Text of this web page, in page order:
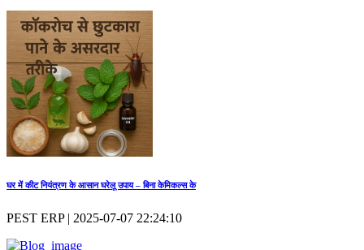
घर में कीट नियंत्रण के आसान घरेलू उपाय – बिना केमिकल्स के
PEST ERP | 2025-07-07 22:24:10